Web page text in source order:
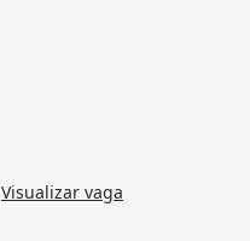
Visualizar vaga